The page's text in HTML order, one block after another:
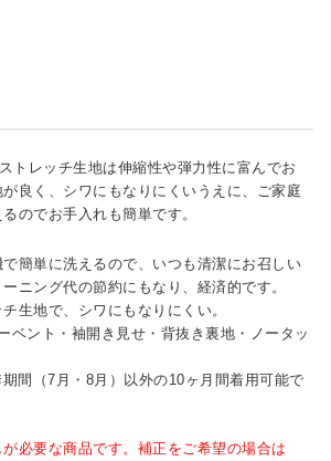
トレッチ生地は伸縮性や弾力性に富んでお
良く、シワにもなりにくいうえに、ご家庭
のでお手入れも簡単です。
で簡単に洗えるので、いつも清潔にお召しい
ニング代の節約にもなり、経済的です。
生地で、シワにもなりにくい。
ベント・袖開き見せ・背抜き裏地・ノータッ
間（7月・8月）以外の10ヶ月間着用可能で
必要な商品です。補正をご希望の場合は